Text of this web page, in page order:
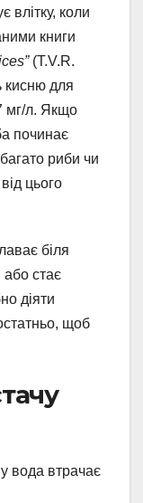
влітку, коли
книги
(T.V.R.
кисню для
мг/л. Якщо
починає
риби чи
цього
біля
або стає
діяти
щоб
вода втрачає